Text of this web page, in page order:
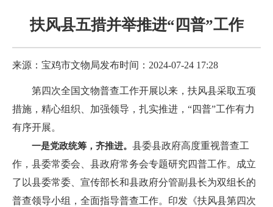
扶风县五措并举推进“四普”工作
来源：宝鸡市文物局发布时间：2024-07-24 17:28
第四次全国文物普查工作开展以来，扶风县采取五项
措施，精心组织、加强领导，扎实推进，“四普”工作有力
有序开展。
一是党政统筹，齐推进。 县委县政府高度重视普查工
作，县委常委会、县政府常务会专题研究四普工作。成立
了以县委常委、宣传部长和县政府分管副县长为双组长的
普查领导小组，全面指导普查工作。印发《扶风县第四次